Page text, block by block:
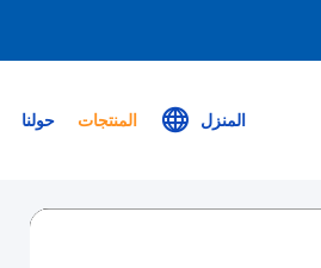
المنزل المنتجات حولنا